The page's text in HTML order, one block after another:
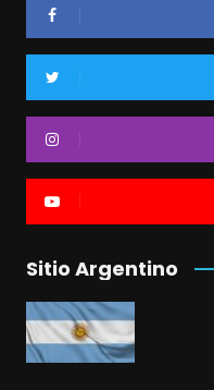
Sitio Argentino